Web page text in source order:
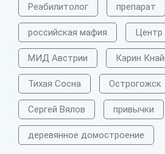
Реабилитолог препарат
российская мафия Центр
МИД Австрии Карин
Тихая Сосна Острогожск
Сергей Вялов привычки
деревянное домостроение